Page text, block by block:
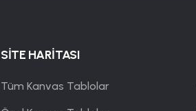
SİTE HARİTASI
Tüm Kanvas Tablolar